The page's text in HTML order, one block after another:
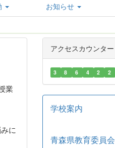
お知らせ
業
に
アクセスカウンター
3 8 6 4 2 2
学校案内
青森県教育委員会